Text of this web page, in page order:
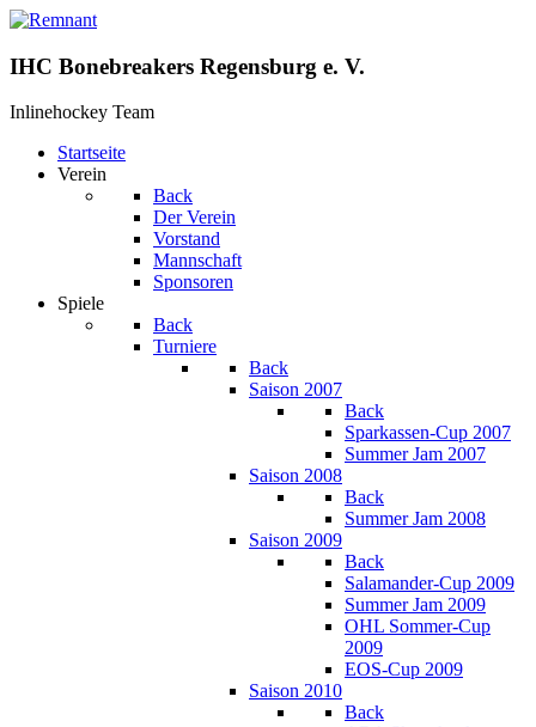
IHC Bonebreakers Regensburg e. V.
Inlinehockey Team
Startseite
Verein
Back
Der Verein
Vorstand
Mannschaft
Sponsoren
Spiele
Back
Turniere
Back
Saison 2007
Back
Sparkassen-Cup 2007
Summer Jam 2007
Saison 2008
Back
Summer Jam 2008
Saison 2009
Back
Salamander-Cup 2009
Summer Jam 2009
OHL Sommer-Cup
2009
EOS-Cup 2009
Saison 2010
Back